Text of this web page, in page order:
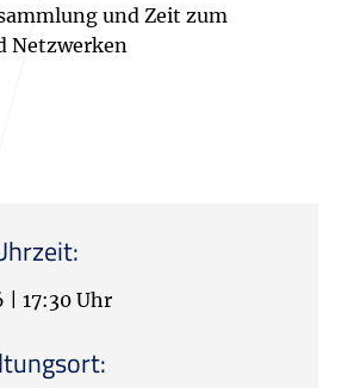
und Zeit zum
Netzwerken
17:30 Uhr